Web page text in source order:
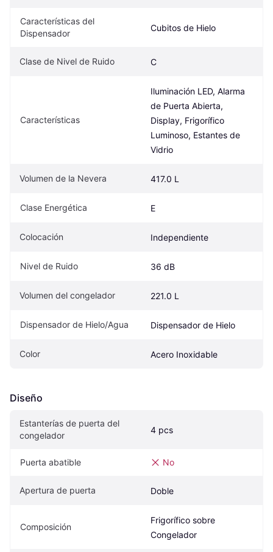
Características del
Dispensador
Cubitos de Hielo
Clase de Nivel de Ruido C
Características
Iluminación LED, Alarma
de Puerta Abierta,
Display, Frigorífico
Luminoso, Estantes de
Vidrio
Volumen de la Nevera 417.0 L
Clase Energética E
Colocación Independiente
Nivel de Ruido 36 dB
Volumen del congelador 221.0 L
Dispensador de Hielo/Agua Dispensador de Hielo
Color Acero Inoxidable
Diseño
Estanterías de puerta del
congelador
4 pcs
Puerta abatible No
Apertura de puerta Doble
Composición
Frigorífico sobre
Congelador